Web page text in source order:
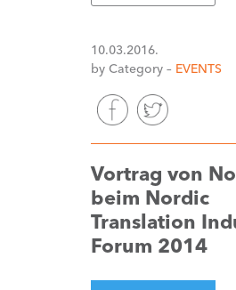
10.03.2016.
by Category – EVENTS
Vortrag von
beim Nordic
Translation
Forum 2014